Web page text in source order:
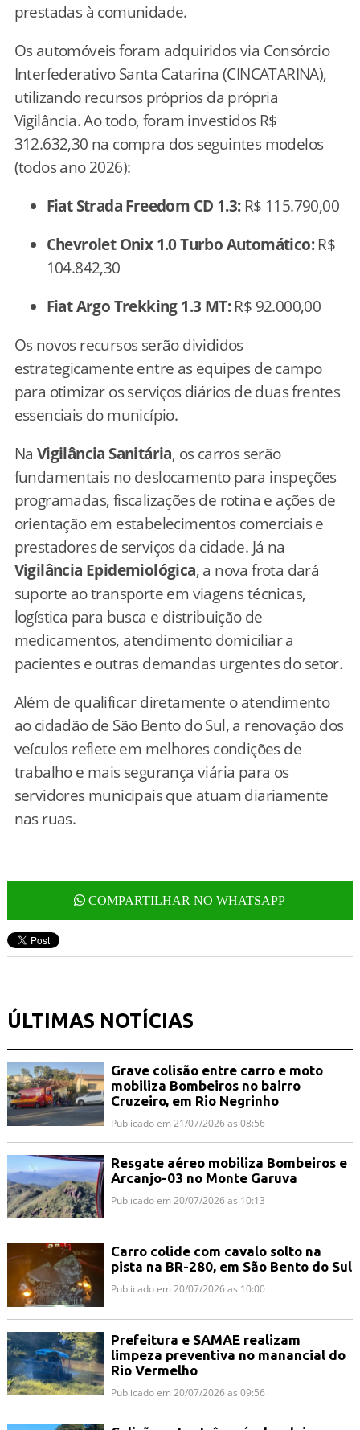
prestadas à comunidade.
Os automóveis foram adquiridos via Consórcio
Interfederativo Santa Catarina (CINCATARINA),
utilizando recursos próprios da própria
Vigilância. Ao todo, foram investidos R$
312.632,30 na compra dos seguintes modelos
(todos ano 2026):
Fiat Strada Freedom CD 1.3:R$ 115.790,00
Chevrolet Onix 1.0 Turbo Automático:R$
104.842,30
Fiat Argo Trekking 1.3 MT:R$ 92.000,00
Os novos recursos serão divididos
estrategicamente entre as equipes de campo
para otimizar os serviços diários de duas frentes
essenciais do município.
Na Vigilância Sanitária, os carros serão
fundamentais no deslocamento para inspeções
programadas, fiscalizações de rotina e ações de
orientação em estabelecimentos comerciais e
prestadores de serviços da cidade. Já na
Vigilância Epidemiológica, a nova frota dará
suporte ao transporte em viagens técnicas,
logística para busca e distribuição de
medicamentos, atendimento domiciliar a
pacientes e outras demandas urgentes do setor.
Além de qualificar diretamente o atendimento
ao cidadão de São Bento do Sul, a renovação dos
veículos reflete em melhores condições de
trabalho e mais segurança viária para os
servidores municipais que atuam diariamente
nas ruas.
COMPARTILHAR NO WHATSAPP
ÚLTIMAS NOTÍCIAS
Grave colisão entre carro e moto
mobiliza Bombeiros no bairro
Cruzeiro, em Rio Negrinho
Publicado em 21/07/2026 as 08:56
Resgate aéreo mobiliza Bombeiros e
Arcanjo-03 no Monte Garuva
Publicado em 20/07/2026 as 10:13
Carro colide com cavalo solto na
pista na BR-280, em São Bento do Sul
Publicado em 20/07/2026 as 10:00
Prefeitura e SAMAE realizam
limpeza preventiva no manancial do
Rio Vermelho
Publicado em 20/07/2026 as 09:56